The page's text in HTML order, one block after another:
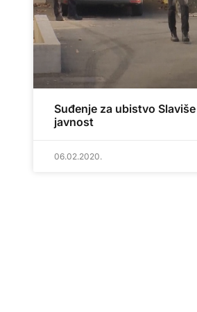
Suđenje za ubistvo
javnost
06.02.2020.